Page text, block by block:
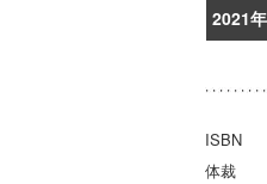
2021
体